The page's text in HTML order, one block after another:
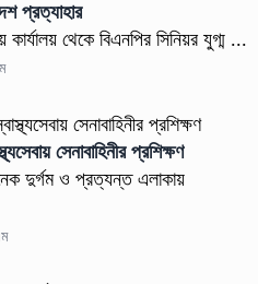
প্রত্যাহার
থেকে বিএনপির সিনিয়র যুগ্ম ...
সেনাবাহিনীর প্রশিক্ষণ
দুর্গম ও প্রত্যন্ত এলাকায়